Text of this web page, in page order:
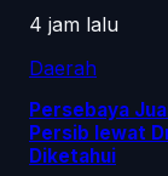
4 jam lalu
Daerah
Persebaya
Persib lewat
Diketahui